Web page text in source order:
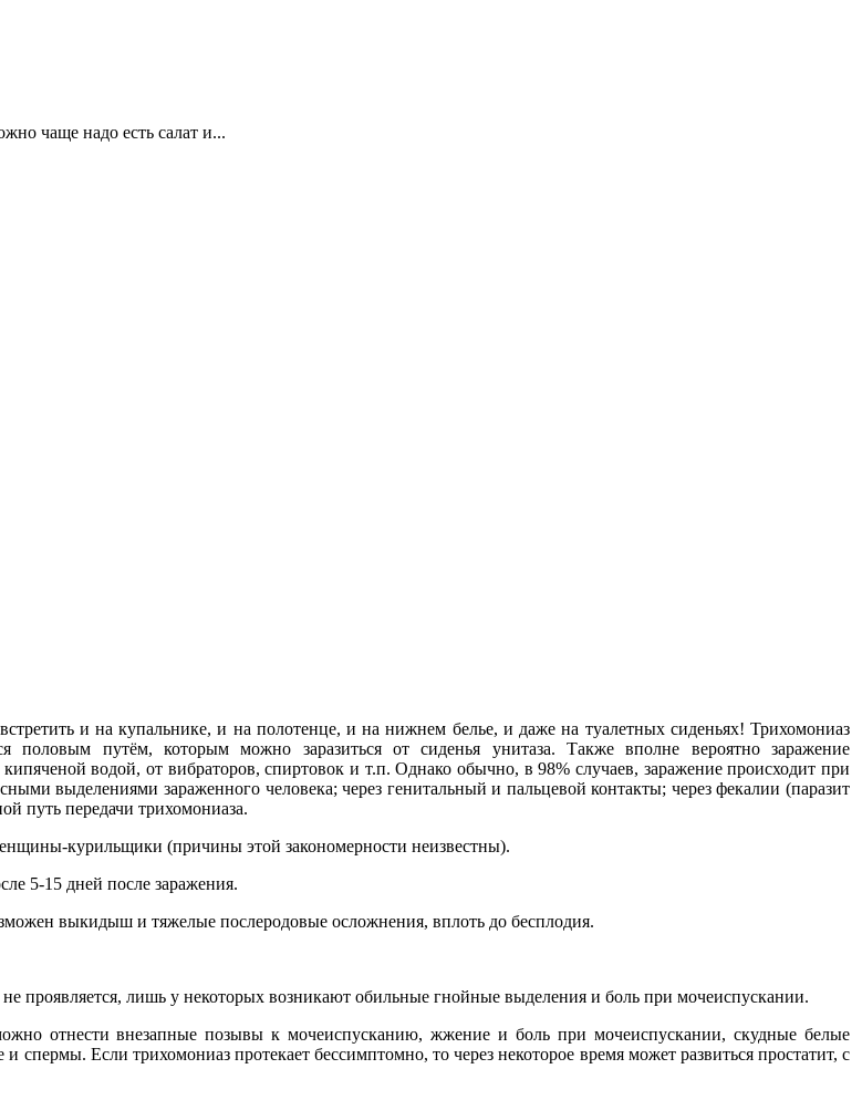
чаще надо есть салат и...
и на купальнике, и на полотенце, и на нижнем белье, и даже на туалетных сиденьях! Трихомониаз
половым путём, которым можно заразиться от сиденья унитаза. Также вполне вероятно заражение
водой, от вибраторов, спиртовок и т.п. Однако обычно, в 98% случаев, заражение происходит при
выделениями зараженного человека; через генитальный и пальцевой контакты; через фекалии (паразит
путь передачи трихомониаза.
курильщики (причины этой закономерности неизвестны).
5-15 дней после заражения.
выкидыш и тяжелые послеродовые осложнения, вплоть до бесплодия.
проявляется, лишь у некоторых возникают обильные гнойные выделения и боль при мочеиспускании.
отнести внезапные позывы к мочеиспусканию, жжение и боль при мочеиспускании, скудные белые
Если трихомониаз протекает бессимптомно, то через некоторое время может развиться простатит, с